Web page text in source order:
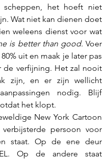
scheppen, het hoeft niet
Wat niet kan dienen doet
weleens dienst voor wat
is better than good. Voer
uit en maak je later pas
de verfijning. Het zal nooit
zijn, en er zijn wellicht
nodig. Blijf
het klopt.
New York Cartoon
verbijsterde persoon voor
staat. Op de ene deur
Op de andere staat